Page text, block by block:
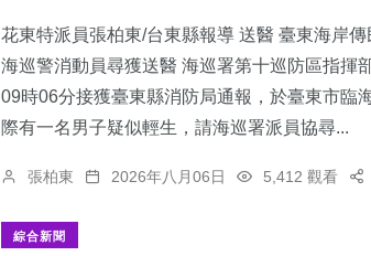
花東特派員張柏東/台東縣報導 送醫 臺東海岸傳
海巡警消動員尋獲送醫 海巡署第十巡防區指揮
09時06分接獲臺東縣消防局通報，於臺東市臨
際有一名男子疑似輕生，請海巡署派員協尋...
張柏東 2026年八月06日 5,412 觀看
綜合新聞